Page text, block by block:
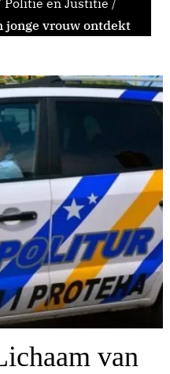
Politie en Justitie /
jonge vrouw ontdekt
van